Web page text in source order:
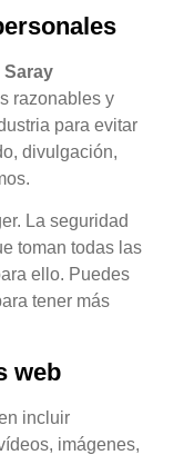
Saray
razonables y
para evitar
divulgación,
La seguridad
toman todas las
ello. Puedes
tener más
web
incluir
imágenes,